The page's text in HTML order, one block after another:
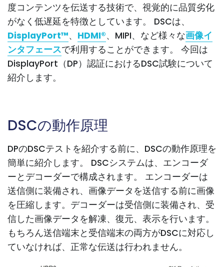
度コンテンツを伝送する技術で、視覚的に品質劣化
がなく低遅延を特徴としています。 DSCは、
DisplayPort™、 HDMI®、MIPI、など様々な画像イ
ンタフェースで利用することができます。 今回は
DisplayPort（DP）認証におけるDSC試験について
紹介します。
DSCの動作原理
DPのDSCテストを紹介する前に、DSCの動作原理を
簡単に紹介します。 DSCシステムは、エンコーダ
ーとデコーダーで構成されます。 エンコーダーは
送信側に装備され、画像データを送信する前に画像
を圧縮します。デコーダーは受信側に装備され、受
信した画像データを解凍、復元、表示を行います。
もちろん送信端末と受信端末の両方がDSCに対応し
ていなければ、正常な伝送は行われません。